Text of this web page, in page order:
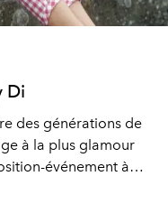
Di
des générations de
à la plus glamour
événement à